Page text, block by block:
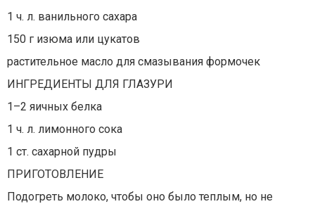
1 ч. л. ванильного сахара
150 г изюма или цукатов
растительное масло для смазывания формочек
ИНГРЕДИЕНТЫ ДЛЯ ГЛАЗУРИ
1–2 яичных белка
1 ч. л. лимонного сока
1 ст. сахарной пудры
ПРИГОТОВЛЕНИЕ
Подогреть молоко, чтобы оно было теплым, но не